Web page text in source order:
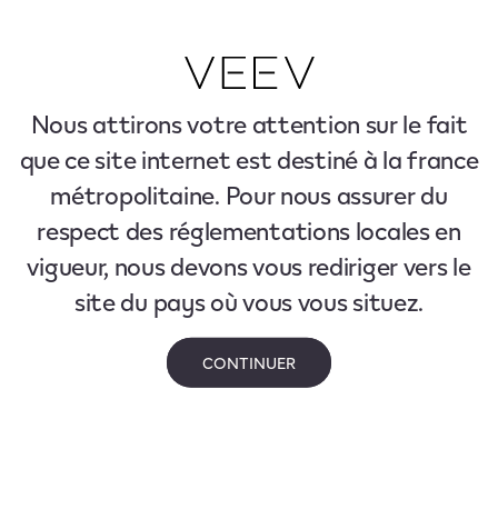
Nous attirons votre attention sur le fait
que ce site internet est destiné à la france
métropolitaine. Pour nous assurer du
respect des réglementations locales en
vigueur, nous devons vous rediriger vers le
site du pays où vous vous situez.
CONTINUER